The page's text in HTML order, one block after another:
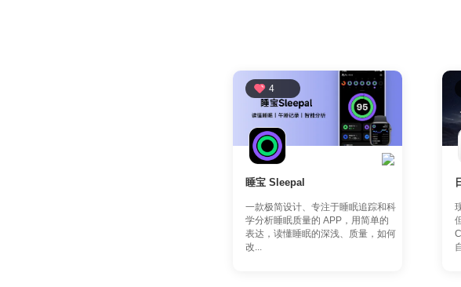
4
睡宝 Sleepal
一款极简设计、专注于睡眠追踪和科
学分析睡眠质量的 APP，用简单的
表达，读懂睡眠的深浅、质量，如何
改...